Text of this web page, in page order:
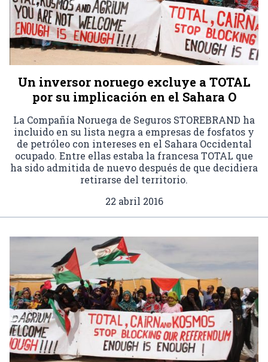
Un inversor noruego excluye a TOTAL
por su implicación en el Sahara O
La Compañía Noruega de Seguros STOREBRAND ha
incluido en su lista negra a empresas de fosfatos y
de petróleo con intereses en el Sahara Occidental
ocupado. Entre ellas estaba la francesa TOTAL que
ha sido admitida de nuevo después de que decidiera
retirarse del territorio.
22 abril 2016